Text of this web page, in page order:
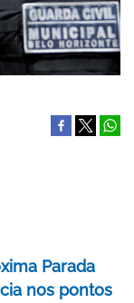
Parada
nos pontos